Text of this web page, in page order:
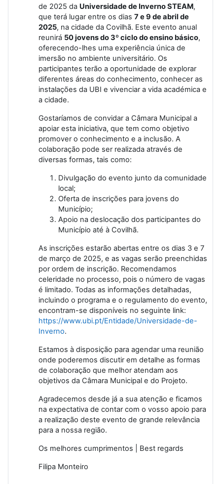
de 2025 da Universidade de Inverno STEAM,
que terá lugar entre os dias 7 e 9 de abril de
2025, na cidade da Covilhã. Este evento anual
reunirá 50 jovens do 3º ciclo do ensino básico,
oferecendo-lhes uma experiência única de
imersão no ambiente universitário. Os
participantes terão a oportunidade de explorar
diferentes áreas do conhecimento, conhecer as
instalações da UBI e vivenciar a vida académica e
a cidade.
Gostaríamos de convidar a Câmara Municipal a
apoiar esta iniciativa, que tem como objetivo
promover o conhecimento e a inclusão. A
colaboração pode ser realizada através de
diversas formas, tais como:
Divulgação do evento junto da comunidade
local;
Oferta de inscrições para jovens do
Município;
Apoio na deslocação dos participantes do
Município até à Covilhã.
As inscrições estarão abertas entre os dias 3 e 7
de março de 2025, e as vagas serão preenchidas
por ordem de inscrição. Recomendamos
celeridade no processo, pois o número de vagas
é limitado. Todas as informações detalhadas,
incluindo o programa e o regulamento do evento,
encontram-se disponíveis no seguinte link:
https://www.ubi.pt/Entidade/Universidade-de-
Inverno.
Estamos à disposição para agendar uma reunião
onde poderemos discutir em detalhe as formas
de colaboração que melhor atendam aos
objetivos da Câmara Municipal e do Projeto.
Agradecemos desde já a sua atenção e ficamos
na expectativa de contar com o vosso apoio para
a realização deste evento de grande relevância
para a nossa região.
Os melhores cumprimentos | Best regards
Filipa Monteiro